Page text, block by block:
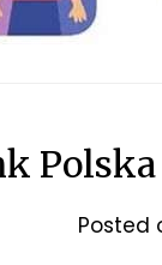
Polska
Posted